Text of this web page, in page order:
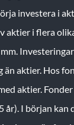
investera i
aktier i flera
än aktier. Hos
aktier.
år). I början